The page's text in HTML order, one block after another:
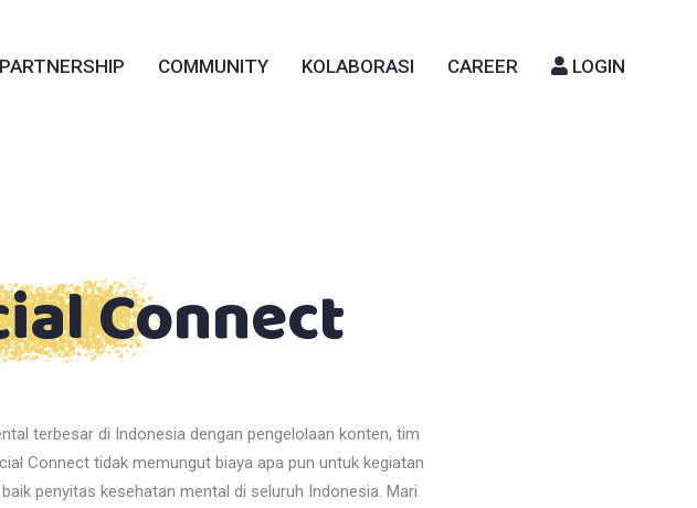
PARTNERSHIP COMMUNITY KOLABORASI CAREER LOGIN
Connect
terbesar di Indonesia dengan pengelolaan konten, tim
Connect tidak memungut biaya apa pun untuk kegiatan
penyitas kesehatan mental di seluruh Indonesia. Mari